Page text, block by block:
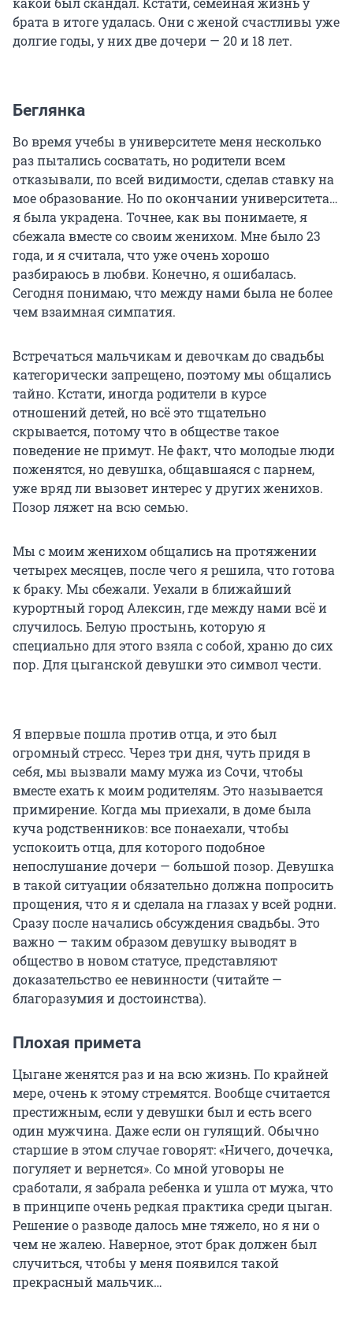
брата в итоге удалась. Они с женой счастливы уже
долгие годы, у них две дочери — 20 и 18 лет.
Беглянка
Во время учебы в университете меня несколько
раз пытались сосватать, но родители всем
отказывали, по всей видимости, сделав ставку на
мое образование. Но по окончании университета…
я была украдена. Точнее, как вы понимаете, я
сбежала вместе со своим женихом. Мне было 23
года, и я считала, что уже очень хорошо
разбираюсь в любви. Конечно, я ошибалась.
Сегодня понимаю, что между нами была не более
чем взаимная симпатия.
Встречаться мальчикам и девочкам до свадьбы
категорически запрещено, поэтому мы общались
тайно. Кстати, иногда родители в курсе
отношений детей, но всё это тщательно
скрывается, потому что в обществе такое
поведение не примут. Не факт, что молодые люди
поженятся, но девушка, общавшаяся с парнем,
уже вряд ли вызовет интерес у других женихов.
Позор ляжет на всю семью.
Мы с моим женихом общались на протяжении
четырех месяцев, после чего я решила, что готова
к браку. Мы сбежали. Уехали в ближайший
курортный город Алексин, где между нами всё и
случилось. Белую простынь, которую я
специально для этого взяла с собой, храню до сих
пор. Для цыганской девушки это символ чести.
Я впервые пошла против отца, и это был
огромный стресс. Через три дня, чуть придя в
себя, мы вызвали маму мужа из Сочи, чтобы
вместе ехать к моим родителям. Это называется
примирение. Когда мы приехали, в доме была
куча родственников: все понаехали, чтобы
успокоить отца, для которого подобное
непослушание дочери — большой позор. Девушка
в такой ситуации обязательно должна попросить
прощения, что я и сделала на глазах у всей родни.
Сразу после начались обсуждения свадьбы. Это
важно — таким образом девушку выводят в
общество в новом статусе, представляют
доказательство ее невинности (читайте —
благоразумия и достоинства).
Плохая примета
Цыгане женятся раз и на всю жизнь. По крайней
мере, очень к этому стремятся. Вообще считается
престижным, если у девушки был и есть всего
один мужчина. Даже если он гулящий. Обычно
старшие в этом случае говорят: «Ничего, дочечка,
погуляет и вернется». Со мной уговоры не
сработали, я забрала ребенка и ушла от мужа, что
в принципе очень редкая практика среди цыган.
Решение о разводе далось мне тяжело, но я ни о
чем не жалею. Наверное, этот брак должен был
случиться, чтобы у меня появился такой
прекрасный мальчик…